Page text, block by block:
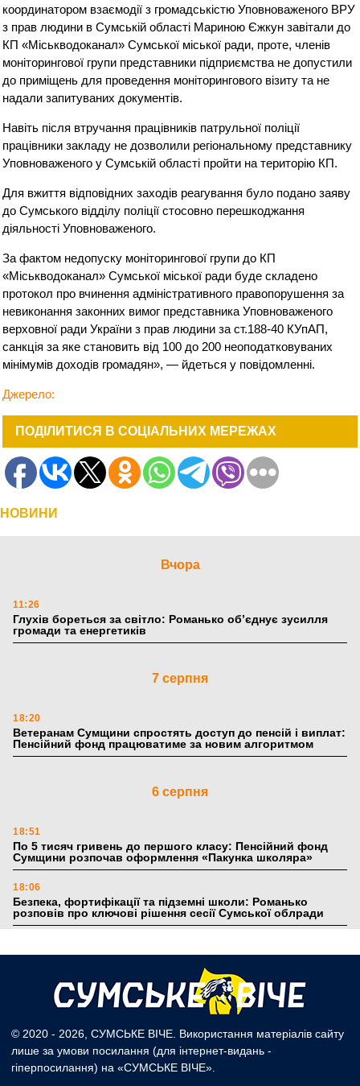
координатором взаємодії з громадськістю Уповноваженого ВРУ
з прав людини в Сумській області Мариною Єжкун завітали до
КП «Міськводоканал» Сумської міської ради, проте, членів
моніторингової групи представники підприємства не допустили
до приміщень для проведення моніторингового візиту та не
надали запитуваних документів.
Навіть після втручання працівників патрульної поліції
працівники закладу не дозволили регіональному представнику
Уповноваженого у Сумській області пройти на територію КП.
Для вжиття відповідних заходів реагування було подано заяву
до Сумського відділу поліції стосовно перешкоджання
діяльності Уповноваженого.
За фактом недопуску моніторингової групи до КП
«Міськводоканал» Сумської міської ради буде складено
протокол про вчинення адміністративного правопорушення за
невиконання законних вимог представника Уповноваженого
верховної ради України з прав людини за ст.188-40 КУпАП,
санкція за яке становить від 100 до 200 неоподатковуваних
мінімумів доходів громадян», — йдеться у повідомленні.
Джерело:
ПОДІЛИТИСЯ В СОЦІАЛЬНИХ МЕРЕЖАХ
НОВИНИ
Вчора
11:26
Глухів бореться за світло: Романько об’єднує зусилля
громади та енергетиків
7 серпня
18:20
Ветеранам Сумщини спростять доступ до пенсій і виплат:
Пенсійний фонд працюватиме за новим алгоритмом
6 серпня
18:51
По 5 тисяч гривень до першого класу: Пенсійний фонд
Сумщини розпочав оформлення «Пакунка школяра»
18:06
Безпека, фортифікації та підземні школи: Романько
розповів про ключові рішення сесії Сумської облради
Поки літо плавить асфальт: 5 книжкових історій із
19:27
Лікарня Святого Пантелеймона отримала апарат УЗД та
© 2020 - 2026, СУМСЬКЕ ВІЧЕ. Використання матеріалів сайту
лише за умови посилання (для інтернет-видань -
гіперпосилання) на «СУМСЬКЕ ВІЧЕ».